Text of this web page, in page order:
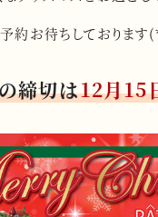
約お待ちしておりま
締切は12月15